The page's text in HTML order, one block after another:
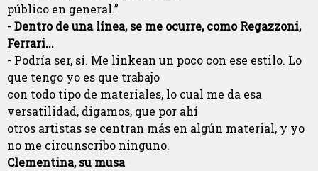
público en general.”
- Dentro de una línea, se me ocurre, como Regazzoni,
Ferrari...
- Podría ser, sí. Me linkean un poco con ese estilo. Lo
que tengo yo es que trabajo
con todo tipo de materiales, lo cual me da esa
versatilidad, digamos, que por ahí
otros artistas se centran más en algún material, y yo
no me circunscribo ninguno.
Clementina, su musa